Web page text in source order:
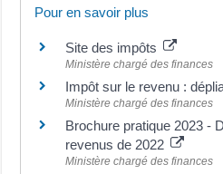
Pour en savoir plus
Site des impôts
Ministère chargé des finances
Impôt sur le revenu :
Ministère chargé des finances
Brochure pratique 2023 -
revenus de 2022
Ministère chargé des finances